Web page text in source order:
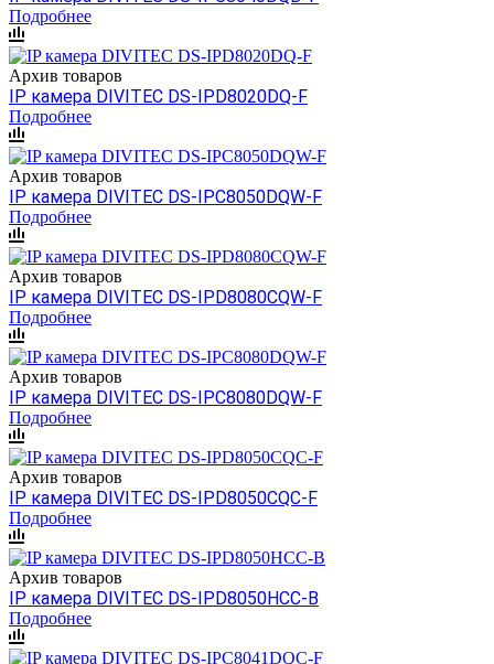
Подробнее
Архив товаров
IP камера DIVITEC DS-IPD8020DQ-F
Подробнее
Архив товаров
IP камера DIVITEC DS-IPC8050DQW-F
Подробнее
Архив товаров
IP камера DIVITEC DS-IPD8080CQW-F
Подробнее
Архив товаров
IP камера DIVITEC DS-IPC8080DQW-F
Подробнее
Архив товаров
IP камера DIVITEC DS-IPD8050CQC-F
Подробнее
Архив товаров
IP камера DIVITEC DS-IPD8050HCC-B
Подробнее